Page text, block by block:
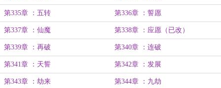
第335章 ：五转 第336章 ：誓愿
第337章 ：仙魔 第338章 ：应愿（已改）
第339章 ：再破 第340章 ：连破
第341章 ：天誓 第342章 ：发展
第343章 ：劫来 第344章 ：九劫